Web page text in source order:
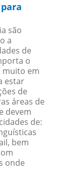
são
a
de
o
muito em
estar
de
áreas de
devem
de:
bem
onde